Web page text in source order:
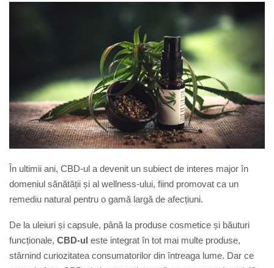
În ultimii ani, CBD-ul a devenit un subiect de interes major în
domeniul sănătății și al wellness-ului, fiind promovat ca un
remediu natural pentru o gamă largă de afecțiuni.
De la uleiuri și capsule, până la produse cosmetice și băuturi
funcționale, CBD-ul este integrat în tot mai multe produse,
stârnind curiozitatea consumatorilor din întreaga lume. Dar ce